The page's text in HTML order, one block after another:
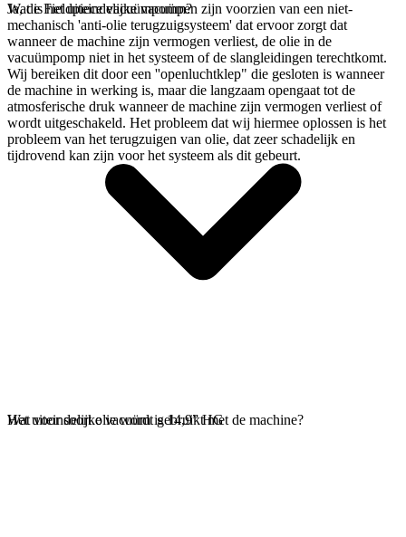
Ja, de Fieldpiece vacuümpompen zijn voorzien van een niet-
mechanisch 'anti-olie terugzuigsysteem' dat ervoor zorgt dat
wanneer de machine zijn vermogen verliest, de olie in de
vacuümpomp niet in het systeem of de slangleidingen terechtkomt.
Wij bereiken dit door een ''openluchtklep" die gesloten is wanneer
de machine in werking is, maar die langzaam opengaat tot de
atmosferische druk wanneer de machine zijn vermogen verliest of
wordt uitgeschakeld. Het probleem dat wij hiermee oplossen is het
probleem van het terugzuigen van olie, dat zeer schadelijk en
tijdrovend kan zijn voor het systeem als dit gebeurt.
Wat is het uiteindelijke vacuüm?
Het uiteindelijke vacuüm is 14,9” HG
Wat voor soort olie wordt gebruikt met de machine?